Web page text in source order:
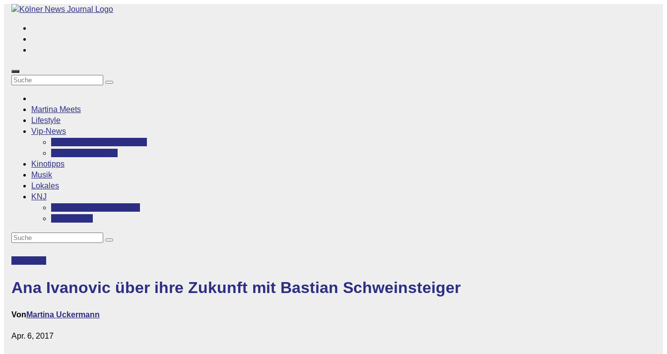
Zum
springen
Martina Meets
Lifestyle
Vip-News
Kinotipps
Musik
Lokales
KNJ
Ana Ivanovic über ihre Zukunft mit Bastian Schweinsteiger
Von Martina Uckermann
Apr. 6, 2017